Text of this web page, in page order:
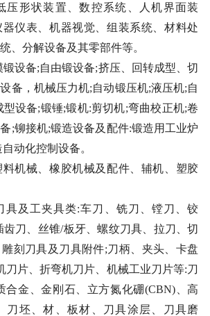
压形状装置、数控系统、人机界面装
仪表、机器视觉、组装系统、材料处
、分解设备及其零部件等。
锻设备;自由锻设备;挤压、回转成型、切
备，机械压力机;自动锻压机;液压机;自
设备;锻锤;锻机:剪切机;弯曲校正机;卷
;铆接机;锻造设备及配件:锻造用工业炉
动化控制设备。
料机械、橡胶机械及配件、辅机、塑胶
具及工夹具类:车刀、铣刀、镗刀、铰
齿刀、丝锥/板牙、螺纹刀具、拉刀、切
刻刀具及刀具附件;刀柄、夹头、卡盘
刀片、折弯机刀片、机械工业刀片等:刀
合金、金刚石、立方氮化硼(CBN)、高
刀坯、材、板材、刀具涂层、刀具磨